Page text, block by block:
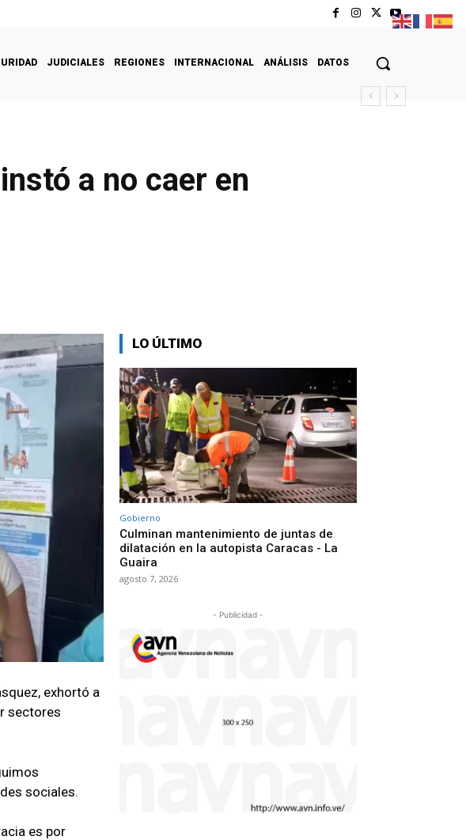
JUDICIALES REGIONES INTERNACIONAL ANÁLISIS DATOS
a no caer en
exhortó a
sectores
sociales.
es por
LO ÚLTIMO
Gobierno
Culminan mantenimiento de juntas de
dilatación en la autopista Caracas - La
Guaira
agosto 7, 2026
- Publicidad -